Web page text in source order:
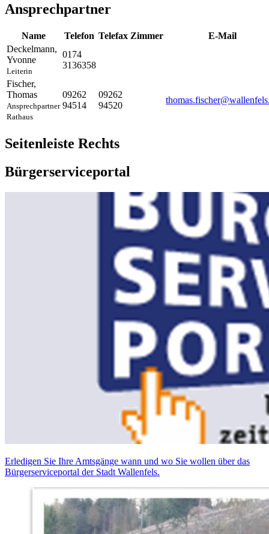
Ansprechpartner
Name Telefon Telefax Zimmer
E-Mail
Deckelmann,
Yvonne
Leiterin
0174
3136358
Fischer,
Thomas
Ansprechpartner
Rathaus
09262
94514
09262
94520
Seitenleiste Rechts
Bürgerserviceportal
Erledigen Sie Ihre Amtsgänge wann und wo Sie wollen über das
Bürgerserviceportal der Stadt Wallenfels.